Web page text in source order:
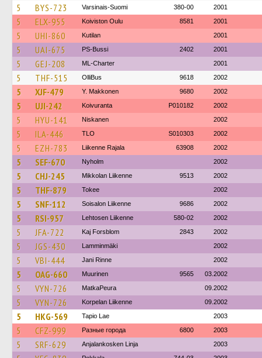
5 BYS-723 Varsinais-Suomi 380-00 2001
5 ELX-955 Koiviston Oulu 8581 2001
5 UHI-860 Kutilan 2001
5 UAI-675 PS-Bussi 2402 2001
5 GEJ-208 ML-Charter 2001
5 THF-515 OlliBus 9618 2002
5 XJF-479 Y. Makkonen 9680 2002
5 UJI-242 Koivuranta P010182 2002
5 HYU-141 Niskanen 2002
5 ILA-446 TLO S010303 2002
5 EZH-783 Liikenne Rajala 63908 2002
5 SEF-670 Nyholm 2002
5 CHJ-245 Mikkolan Liikenne 9513 2002
5 THF-879 Tokee 2002
5 SNF-112 Soisalon Liikenne 9686 2002
5 RSI-957 Lehtosen Liikenne 580-02 2002
5 JFA-722 Kaj Forsblom 2843 2002
5 JGS-430 Lamminmäki 2002
5 VBI-444 Jani Rinne 2002
5 OAG-660 Muurinen 9565 03.2002
5 VYN-726 MatkaPeura 09.2002
5 VYN-726 Korpelan Liikenne 09.2002
5 HKG-569 Tapio Lae 2003
5 CFZ-999 Разные города 6800 2003
5 SRF-629 Anjalankosken Linja 2003